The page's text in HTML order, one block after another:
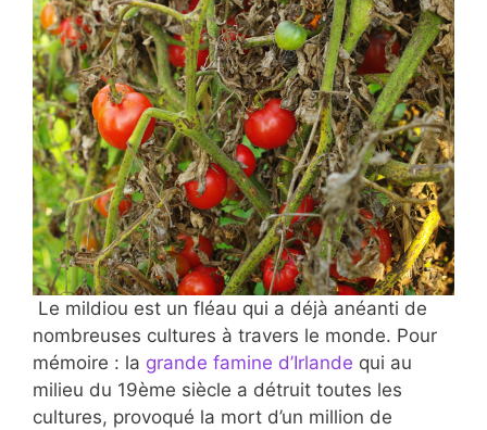
Le mildiou est un fléau qui a déjà anéanti de
nombreuses cultures à travers le monde. Pour
mémoire : la grande famine d’Irlande qui au
milieu du 19ème siècle a détruit toutes les
cultures, provoqué la mort d’un million de